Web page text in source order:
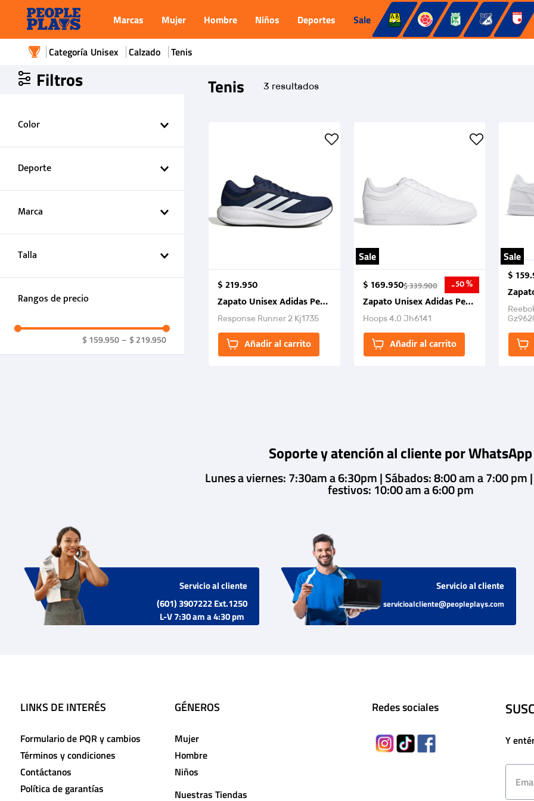
Marcas Mujer Hombre Niños Deportes Sale
Unisex Calzado Tenis
Filtros
Color
Blanco
Deporte
FASHION
Marca
REEBOK
Talla
10.5
11.0
Rangos de precio
$ 159.950 – $ 219.950
Tenis 3
$219.950
Zapato Unisex Adidas Performance Response Runner 2.
Response Runner 2 Kj1735
Añadir al carrito
Sale
$169.950$339.900 -50 %
Zapato Unisex Adidas Performance Hoops
Hoops 4.0 Jh6141
Añadir al carrito
Sale
$159.
Soporte y atención al cliente por WhatsApp
Lunes a viernes: 7:30am a 6:30pm | Sábados: 8:00 am a 7:00 pm
festivos: 10:00 am a 6:00 pm
Servicio al cliente
(601) 3907222 Ext.1250
L-V 7:30 am a 4:30 pm
Servicio al cliente
servicioalcliente@peopleplays.com
LINKS DE INTERÉS
Formulario de PQR y cambios
Términos y condiciones
Contáctanos
Política de garantías
GÉNEROS
Mujer
Hombre
Niños
Nuestras Tiendas
Redes sociales
Y